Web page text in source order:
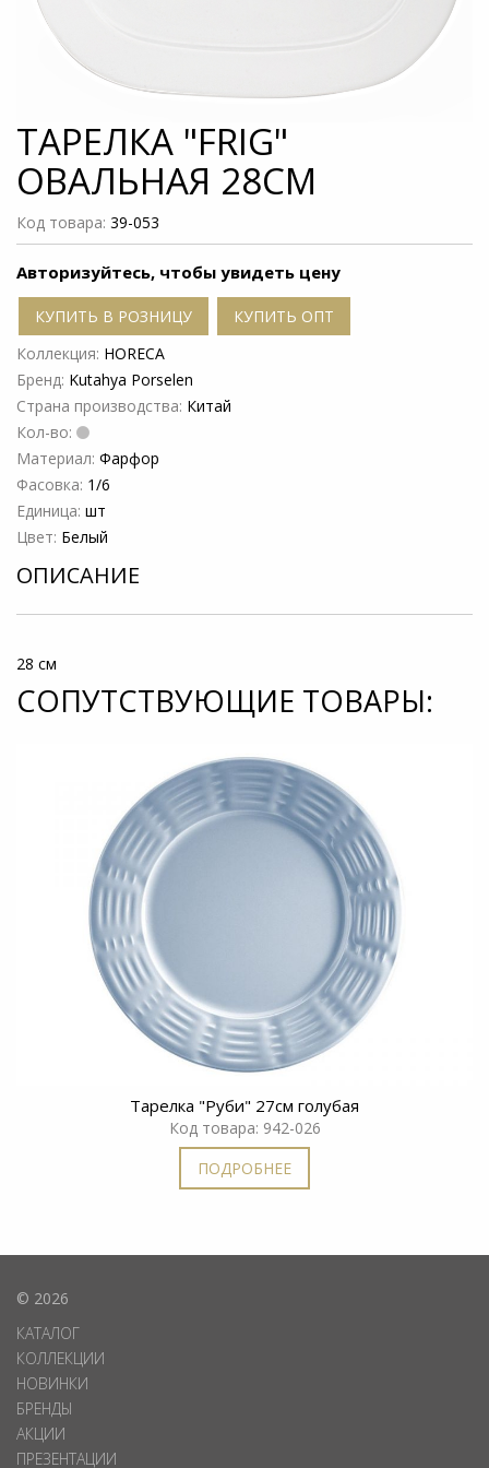
ТАРЕЛКА "FRIG"
ОВАЛЬНАЯ 28СМ
Код товара: 39-053
Авторизуйтесь, чтобы увидеть цену
КУПИТЬ В РОЗНИЦУ
КУПИТЬ ОПТ
Коллекция: HORECA
Бренд: Kutahya Porselen
Страна производства: Китай
Кол-во:
Материал: Фарфор
Фасовка: 1/6
Единица: шт
Цвет: Белый
ОПИСАНИЕ
28 см
СОПУТСТВУЮЩИЕ ТОВАРЫ:
Тарелка "Руби" 27см голубая
Код товара: 942-026
ПОДРОБНЕЕ
© 2026
КАТАЛОГ
КОЛЛЕКЦИИ
НОВИНКИ
БРЕНДЫ
АКЦИИ
ПРЕЗЕНТАЦИИ